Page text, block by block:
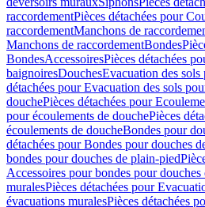
raccordementPièces détachées pour
raccordementManchons de
Manchons de raccordementBondes
BondesAccessoiresPièces détachées
baignoiresDouchesEvacuation des sols
détachées pour Evacuation des sols
douchePièces détachées pour
pour écoulements de douchePièces
écoulements de doucheBondes pour
détachées pour Bondes pour douches
bondes pour douches de plain-pied
Accessoires pour bondes pour
muralesPièces détachées pour
évacuations muralesPièces détachées